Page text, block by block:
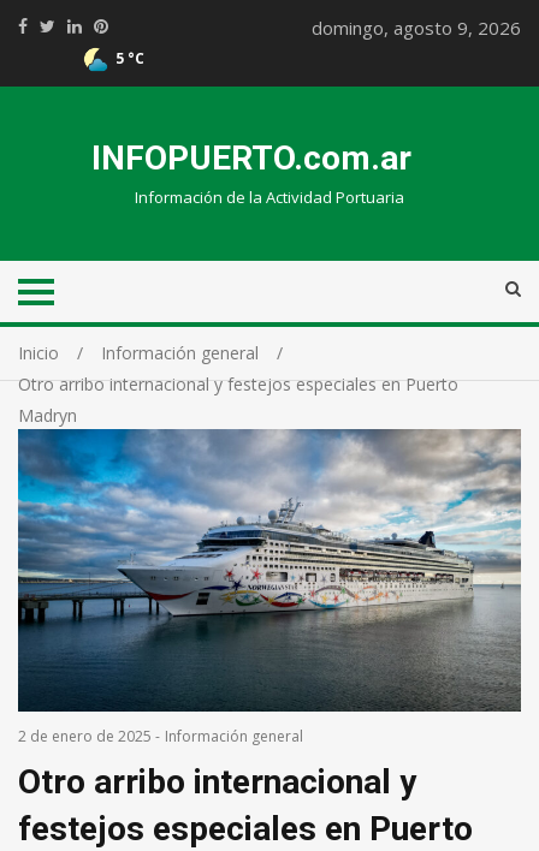
5 °C
domingo, agosto 9, 2026
INFOPUERTO.com.ar
Información de la Actividad Portuaria
Inicio
Información general
Otro arribo internacional y festejos especiales en Puerto
Madryn
2 de enero de 2025 - Información general
Otro arribo internacional y
festejos especiales en Puerto